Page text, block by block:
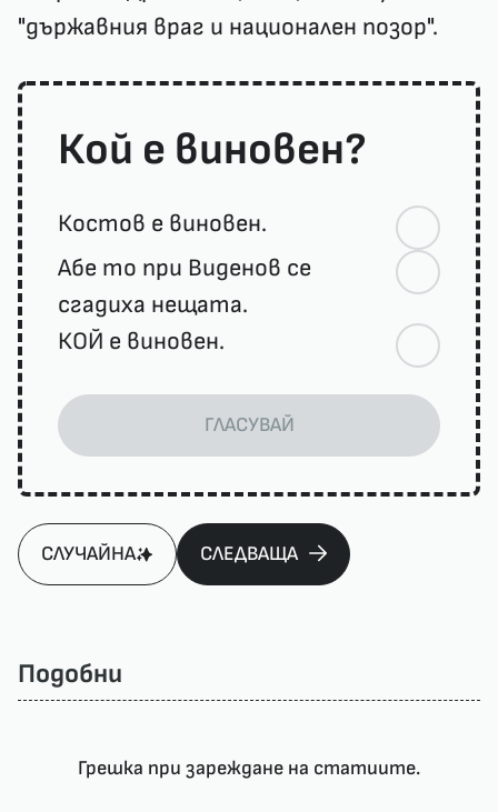
"държавния враг и национален позор".
Кой е виновен?
Костов е виновен.
Абе то при Виденов се
сгадиха нещата.
КОЙ е виновен.
ГЛАСУВАЙ
СЛУЧАЙНА СЛЕДВАЩА
Подобни
Грешка при зареждане на статиите.